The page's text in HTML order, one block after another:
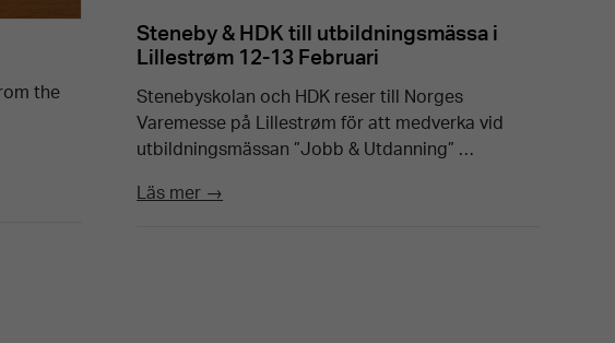
the
Steneby & HDK till utbildningsmässa i
Lillestrøm 12-13 Februari
Stenebyskolan och HDK reser till Norges
Varemesse på Lillestrøm för att medverka vid
utbildningsmässan ”Jobb & Utdanning” …
Läs mer →